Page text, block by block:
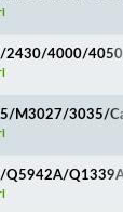
2430/4000/
M3027/3035/
Q5942A/